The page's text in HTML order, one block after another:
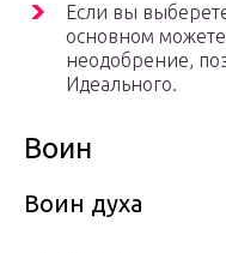
Если вы
основном
неодобрение,
Идеального.
Воин
Воин духа